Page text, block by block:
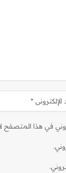
في هذا المتصفح